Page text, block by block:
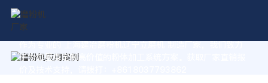
作为专业的 上海建冶磨粉机辽宁立磨机 制造厂家，我们致力
于为您量身定制高价值的粉体加工系统方案。获取厂家直销报